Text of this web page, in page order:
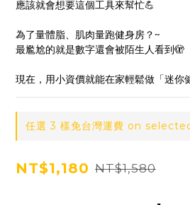
應該就會想要這個工具來幫忙💪
為了量體脂、肌肉量跑健身房？~
最尷尬的就是數字還會被陌生人看到🫣
現在，用小資價就能在家輕鬆做「迷你
任選 3 樣免台灣運費 on
NT$1,180 NT$1,580